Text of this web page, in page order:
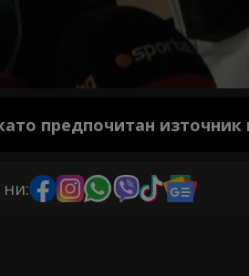
предпочитан източник
ни: